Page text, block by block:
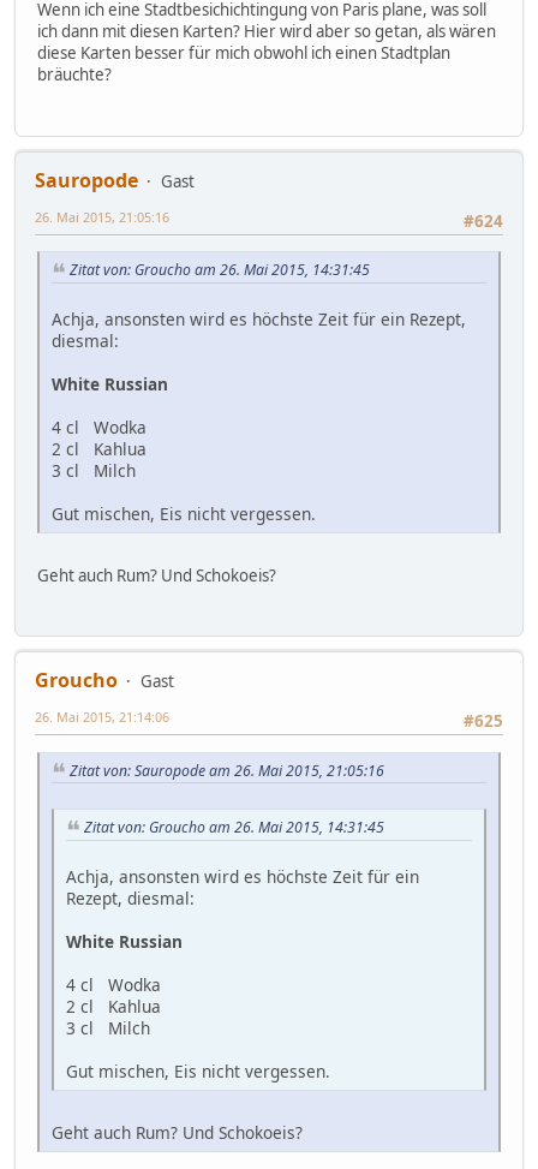
Wenn ich eine Stadtbesichichtingung von Paris plane, was soll
ich dann mit diesen Karten? Hier wird aber so getan, als wären
diese Karten besser für mich obwohl ich einen Stadtplan
bräuchte?
Sauropode
Gast
#624
26. Mai 2015, 21:05:16
Zitat von: Groucho am 26. Mai 2015, 14:31:45
Achja, ansonsten wird es höchste Zeit für ein Rezept,
diesmal:
White Russian
4 cl Wodka
2 cl Kahlua
3 cl Milch
Gut mischen, Eis nicht vergessen.
Geht auch Rum? Und Schokoeis?
Groucho
Gast
#625
26. Mai 2015, 21:14:06
Zitat von: Sauropode am 26. Mai 2015, 21:05:16
Zitat von: Groucho am 26. Mai 2015, 14:31:45
Achja, ansonsten wird es höchste Zeit für ein
Rezept, diesmal:
White Russian
4 cl Wodka
2 cl Kahlua
3 cl Milch
Gut mischen, Eis nicht vergessen.
Geht auch Rum? Und Schokoeis?